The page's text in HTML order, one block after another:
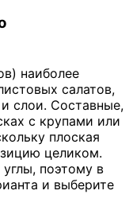
наиболее
салатов,
слои. Составные,
с крупами или
плоская
целиком.
поэтому в
и выберите